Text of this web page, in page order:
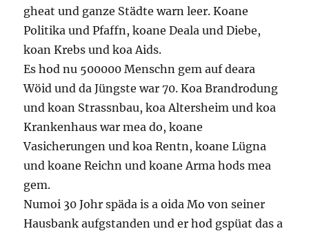
gheat und ganze Städte warn leer. Koane
Politika und Pfaffn, koane Deala und Diebe,
koan Krebs und koa Aids.
Es hod nu 500000 Menschn gem auf deara
Wöid und da Jüngste war 70. Koa Brandrodung
und koan Strassnbau, koa Altersheim und koa
Krankenhaus war mea do, koane
Vasicherungen und koa Rentn, koane Lügna
und koane Reichn und koane Arma hods mea
gem.
Numoi 30 Johr späda is a oida Mo von seiner
Hausbank aufgstanden und er hod gspüat das a